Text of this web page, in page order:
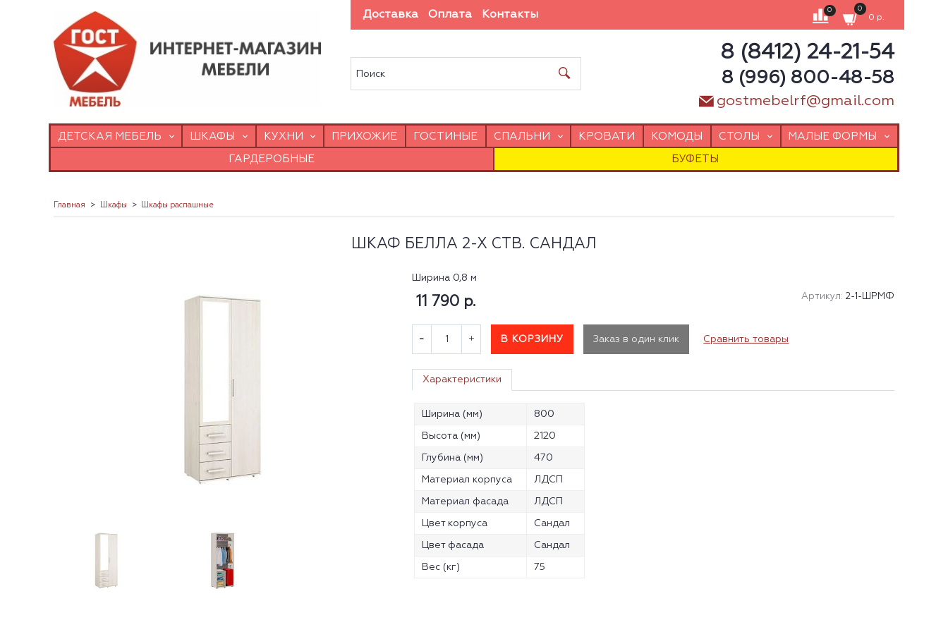
Доставка Оплата Контакты 0 0
0 р.
8 (8412) 24-21-54
8 (996) 800-48-58
gostmebelrf@gmail.com
ДЕТСКАЯ МЕБЕЛЬ ШКАФЫ КУХНИ ПРИХОЖИЕ ГОСТИНЫЕ СПАЛЬНИ КРОВАТИ КОМОДЫ СТОЛЫ МАЛЫЕ ФОРМЫ
ГАРДЕРОБНЫЕ БУФЕТЫ
Главная Шкафы Шкафы распашные
ШКАФ БЕЛЛА 2-Х СТВ. САНДАЛ
Ширина 0,8 м
Артикул: 2-1-ШРМФ
11 790 р.
В КОРЗИНУ Заказ в один клик Сравнить товары
Характеристики
Ширина (мм) 800
Высота (мм) 2120
Глубина (мм) 470
Материал корпуса ЛДСП
Материал фасада ЛДСП
Цвет корпуса Сандал
Цвет фасада Сандал
Вес (кг) 75